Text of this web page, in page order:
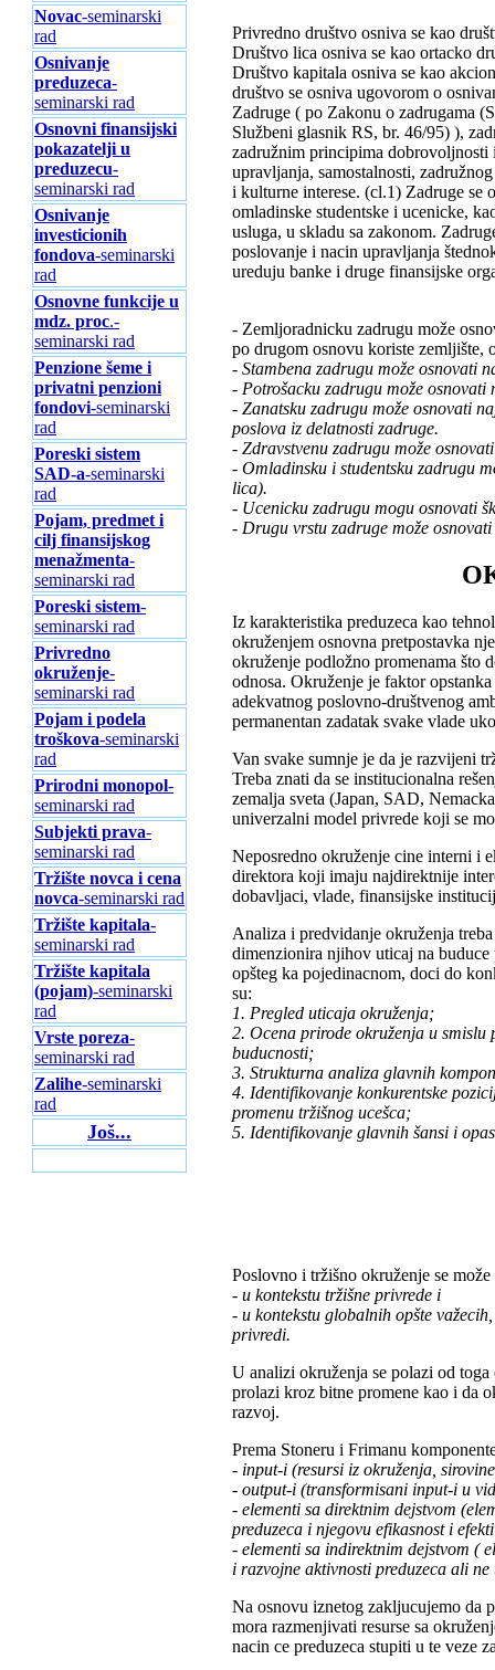
Novac-seminarski
rad
Osnivanje
preduzeca-
seminarski rad
Osnovni finansijski
pokazatelji u
preduzecu-
seminarski rad
Osnivanje
investicionih
fondova-seminarski
rad
Osnovne funkcije u
mdz. proc.-
seminarski rad
Penzione šeme i
privatni penzioni
fondovi-seminarski
rad
Poreski sistem
SAD-a-seminarski
rad
Pojam, predmet i
cilj finansijskog
menažmenta-
seminarski rad
Poreski sistem-
seminarski rad
Privredno
okruženje-
seminarski rad
Pojam i podela
troškova-seminarski
rad
Prirodni monopol-
seminarski rad
Subjekti prava-
seminarski rad
Tržište novca i cena
novca-seminarski rad
Tržište kapitala-
seminarski rad
Tržište kapitala
(pojam)-seminarski
rad
Vrste poreza-
seminarski rad
Zalihe-seminarski
rad
Još...
Privredno društvo osniva se kao
Društvo lica osniva se kao ortacko
Društvo kapitala osniva se kao
društvo se osniva ugovorom o
Zadruge ( po Zakonu o zadrugama
Službeni glasnik RS, br. 46/95) ),
zadružnim principima dobrovoljnosti
upravljanja, samostalnosti,
i kulturne interese. (cl.1) Zadruge se
omladinske studentske i ucenicke,
usluga, u skladu sa zakonom.
poslovanje i nacin upravljanja
ureduju banke i druge finansijske
- Zemljoradnicku zadrugu može
po drugom osnovu koriste zemljište,
- Stambena zadrugu može osnovati
- Potrošacku zadrugu može
- Zanatsku zadrugu može osnovati
poslova iz delatnosti zadruge.
- Zdravstvenu zadrugu može
- Omladinsku i studentsku zadrugu
lica).
- Ucenicku zadrugu mogu osnovati
- Drugu vrstu zadruge može
Iz karakteristika preduzeca kao
okruženjem osnovna pretpostavka
okruženje podložno promenama što
odnosa. Okruženje je faktor
adekvatnog poslovno-društvenog
permanentan zadatak svake vlade
Van svake sumnje je da je razvijeni
Treba znati da se institucionalna
zemalja sveta (Japan, SAD,
univerzalni model privrede koji se
Neposredno okruženje cine interni i
direktora koji imaju najdirektnije
dobavljaci, vlade, finansijske
Analiza i predvidanje okruženja
dimenzionira njihov uticaj na
opšteg ka pojedinacnom, doci do
su:
1. Pregled uticaja okruženja;
2. Ocena prirode okruženja u smislu
buducnosti;
3. Strukturna analiza glavnih
4. Identifikovanje konkurentske
promenu tržišnog ucešca;
5. Identifikovanje glavnih šansi i
Poslovno i tržišno okruženje se
- u kontekstu tržišne privrede i
- u kontekstu globalnih opšte
privredi.
U analizi okruženja se polazi od toga
prolazi kroz bitne promene kao i da
razvoj.
Prema Stoneru i Frimanu
- input-i (resursi iz okruženja,
- output-i (transformisani input-i u
- elementi sa direktnim dejstvom
preduzeca i njegovu efikasnost i
- elementi sa indirektnim dejstvom (
i razvojne aktivnosti preduzeca ali
Na osnovu iznetog zakljucujemo da
mora razmenjivati resurse sa
nacin ce preduzeca stupiti u te veze